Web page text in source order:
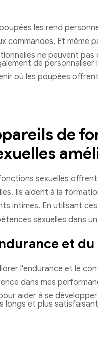
les rend
commandes, Et même
ne peuvent
de personnaliser
où les poupées
de
sexuelles
Ils aident à la
intimes. En utilisant
sexuelles dans
et
l'endurance et le
dans mes
aider à se
longs et plus